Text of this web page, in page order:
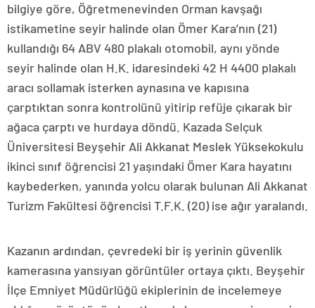
bilgiye göre, Öğretmenevinden Orman kavşağı
istikametine seyir halinde olan Ömer Kara’nın (21)
kullandığı 64 ABV 480 plakalı otomobil, aynı yönde
seyir halinde olan H.K. idaresindeki 42 H 4400 plakalı
aracı sollamak isterken aynasına ve kapısına
çarptıktan sonra kontrolünü yitirip refüje çıkarak bir
ağaca çarptı ve hurdaya döndü. Kazada Selçuk
Üniversitesi Beyşehir Ali Akkanat Meslek Yüksekokulu
ikinci sınıf öğrencisi 21 yaşındaki Ömer Kara hayatını
kaybederken, yanında yolcu olarak bulunan Ali Akkanat
Turizm Fakültesi öğrencisi T.F.K. (20) ise ağır yaralandı.
Kazanın ardından, çevredeki bir iş yerinin güvenlik
kamerasına yansıyan görüntüler ortaya çıktı. Beyşehir
İlçe Emniyet Müdürlüğü ekiplerinin de incelemeye